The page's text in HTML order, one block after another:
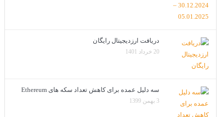
دریافت ارزدیجیتال رایگان
20 خرداد 1401
سه دلیل عمده برای کاهش تعداد سکه های Ethereum
3 بهمن 1399